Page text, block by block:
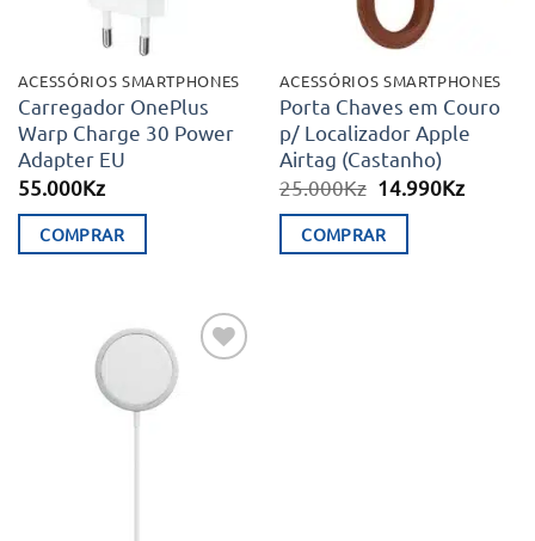
ACESSÓRIOS SMARTPHONES
Carregador OnePlus
Warp Charge 30 Power
Adapter EU
55.000Kz
COMPRAR
ACESSÓRIOS SMARTPHONES
Porta Chaves em Couro
p/ Localizador Apple
Airtag (Castanho)
25.000Kz O
original
era:
14.990KzO
COMPRAR
Adicionar
aos meus